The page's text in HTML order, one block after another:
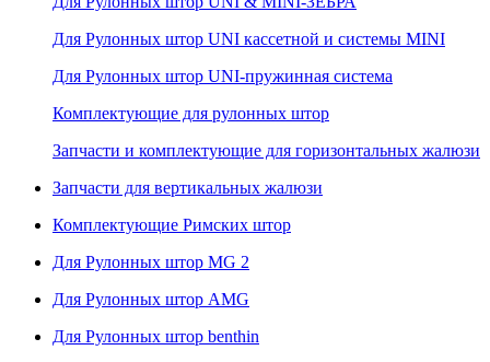
Для Рулонных штор UNI кассетной и системы MINI
Для Рулонных штор UNI-пружинная система
Комплектующие для рулонных штор
Запчасти и комплектующие для горизонтальных жалюзи
Запчасти для вертикальных жалюзи
Комплектующие Римских штор
Для Рулонных штор MG 2
Для Рулонных штор AMG
Для Рулонных штор benthin